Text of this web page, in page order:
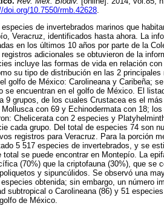
doi.org/10.7550/rmb.42628.
de invertebrados marinos que
Veracruz, identificados hasta ahora. La
en los últimos 10 años por parte de la
adicionales se obtuvieron de la
incluye las formas de vida en relación
su tipo de distribución en las 2 principales
golfo de México: Carolineana y Caribeña;
se encuentran en el golfo de México. El
9 grupos, de los cuales Crustacea es el
con 69 y Echinodermata con 18;
Chelicerata con 2 especies y
cada grupo. Del total de especies 74 son
registros para Veracruz. Para la porción
5 517 especies de invertebrados, y se
se puede encontrar en Montepío. La
(70%) que la criptofauna (30%), que se
y sipuncúlidos. Se observó una
obtenida; sin embargo, un número
subtropical o Carolineana (86) y 51
de México.